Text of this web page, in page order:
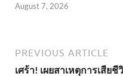
August 7, 2026
PREVIOUS ARTICLE
เศร้า! เผยสาเหตุการเสียชี